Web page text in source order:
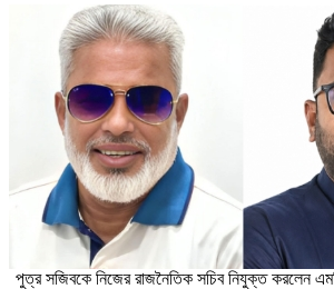
পুত্র সজিবকে নিজের রাজনৈতিক সচিব নিযুক্ত করলেন